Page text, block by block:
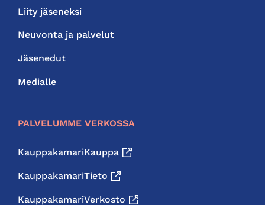
Liity jäseneksi
Neuvonta ja palvelut
Jäsenedut
Medialle
PALVELUMME VERKOSSA
KauppakamariKauppa
KauppakamariTieto
KauppakamariVerkosto